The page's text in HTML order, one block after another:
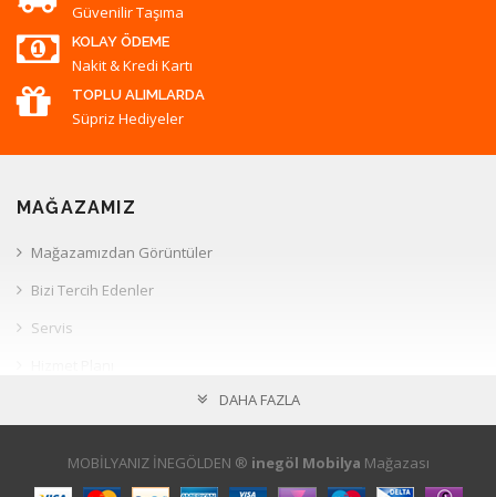
Güvenilir Taşıma
KOLAY ÖDEME
Nakit & Kredi Kartı
TOPLU ALIMLARDA
Süpriz Hediyeler
MAĞAZAMIZ
Mağazamızdan Görüntüler
Bizi Tercih Edenler
Servis
Hesabım
DAHA FAZLA
MOBİLYANIZ İNEGÖLDEN ® inegöl Mobilya Mağazası